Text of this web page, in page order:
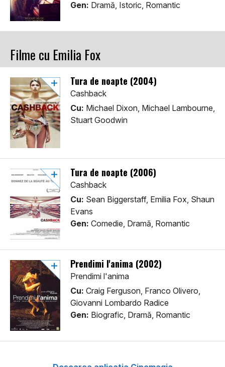
Gen: Dramă, Istoric, Romantic
Filme cu Emilia Fox
Tura de noapte (2004)
Cashback
Cu: Michael Dixon, Michael Lambourne,
Stuart Goodwin
Tura de noapte (2006)
Cashback
Cu: Sean Biggerstaff, Emilia Fox, Shaun
Evans
Gen: Comedie, Dramă, Romantic
Prendimi l'anima (2002)
Prendimi l'anima
Cu: Craig Ferguson, Franco Olivero,
Giovanni Lombardo Radice
Gen: Biografic, Dramă, Romantic